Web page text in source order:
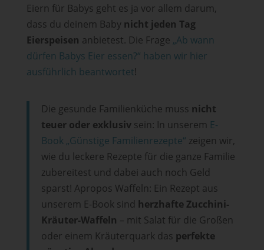
Eiern für Babys geht es ja vor allem darum,
dass du deinem Babynicht jeden Tag
Eierspeisen anbietest. Die Frage „Ab wann
dürfen Babys Eier essen?“ haben wir hier
ausführlich beantwortet!
Die gesunde Familienküche muss nicht
teuer oder exklusiv sein: In unserem E-
Book „Günstige Familienrezepte“ zeigen wir,
wie du leckere Rezepte für die ganze Familie
zubereitest und dabei auch noch Geld
sparst! Apropos Waffeln: Ein Rezept aus
unserem E-Book sind herzhafte Zucchini-
Kräuter-Waffeln – mit Salat für die Großen
oder einem Kräuterquark das perfekte